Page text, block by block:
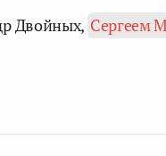
Двойных, Сергеем